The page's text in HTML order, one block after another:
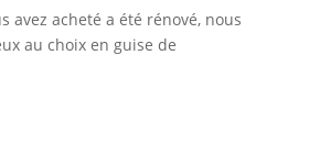
avez acheté a été rénové, nous
au choix en guise de